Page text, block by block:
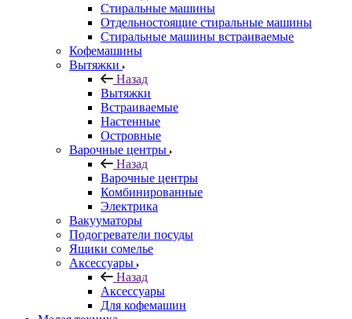
Стиральные машины
Отдельностоящие стиральные машины
Стиральные машины встраиваемые
Кофемашины
Вытяжки
Назад
Вытяжки
Встраиваемые
Настенные
Островные
Варочные центры
Назад
Варочные центры
Комбинированные
Электрика
Вакууматоры
Подогреватели посуды
Ящики сомелье
Аксессуары
Назад
Аксессуары
Для кофемашин